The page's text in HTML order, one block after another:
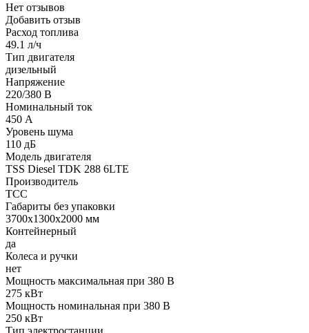
Нет отзывов
Добавить отзыв
Расход топлива
49.1 л/ч
Тип двигателя
дизельный
Напряжение
220/380 В
Номинальный ток
450 А
Уровень шума
110 дБ
Модель двигателя
TSS Diesel TDK 288 6LTE
Производитель
ТСС
Габариты без упаковки
3700x1300x2000 мм
Контейнерный
да
Колеса и ручки
нет
Мощность максимальная при 380 В
275 кВт
Мощность номинальная при 380 В
250 кВт
Тип электростанции